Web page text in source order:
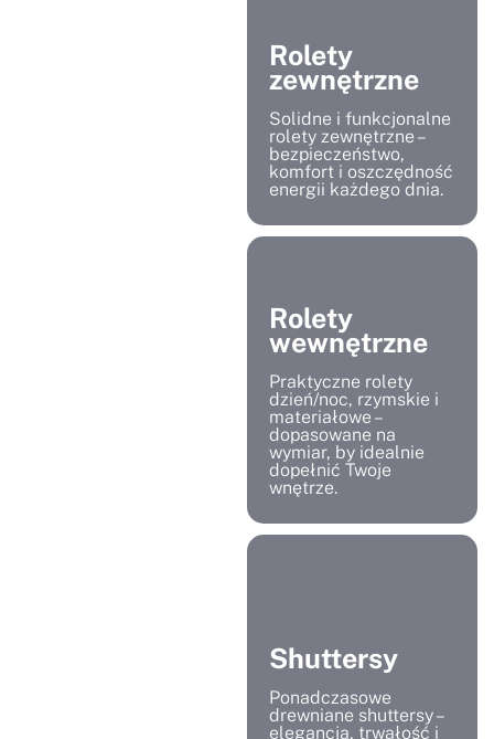
Rolety
zewnętrzne
Solidne i funkcjonalne
rolety zewnętrzne –
bezpieczeństwo,
komfort i oszczędność
energii każdego dnia.
Rolety
wewnętrzne
Praktyczne rolety
dzień/noc, rzymskie i
materiałowe –
dopasowane na
wymiar, by idealnie
dopełnić Twoje
wnętrze.
Shuttersy
Ponadczasowe
drewniane shuttersy –
elegancja, trwałość i